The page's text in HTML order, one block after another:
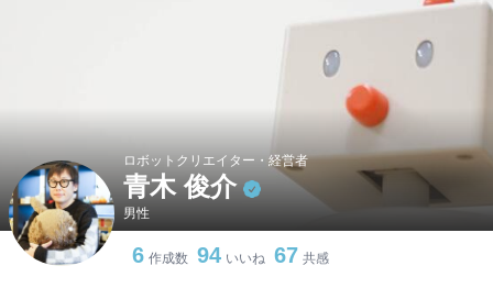
ロボットクリエイター・経営者
青木 俊介
男性
6 作成数 94 いいね 67 共感